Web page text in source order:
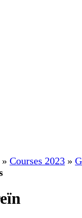
» Courses 2023 »